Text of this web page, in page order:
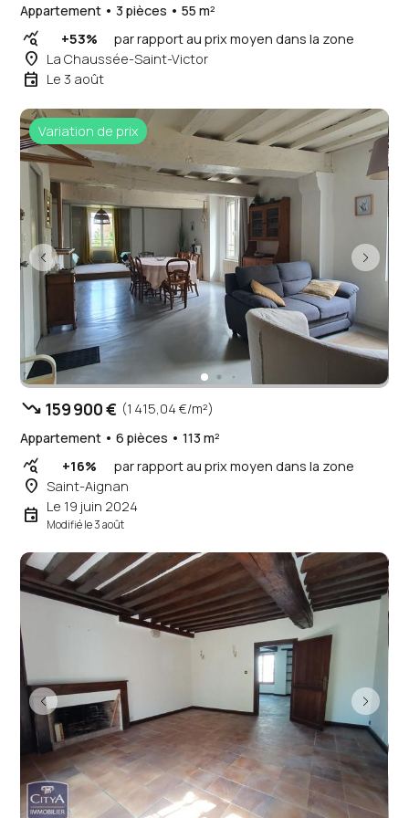
Appartement • 3 pièces • 55 m²
query_stats +53% par rapport au prix moyen dans la zone
place La Chaussée-Saint-Victor
event Le 3 août
Variation de prix
trending_down 159 900 € (1 415,04 €/m²)
Appartement • 6 pièces • 113 m²
query_stats +16% par rapport au prix moyen dans la zone
place Saint-Aignan
event Le 19 juin 2024
Modifié le 3 août